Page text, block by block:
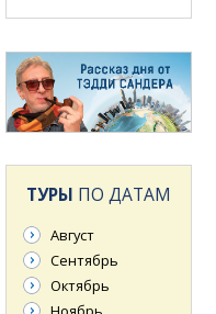
ТУРЫ ПО ДАТАМ
Август
Сентябрь
Октябрь